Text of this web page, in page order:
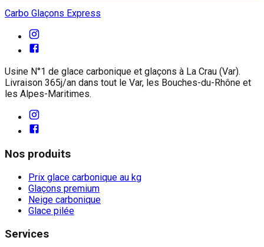
Carbo Glaçons Express
Usine N°1 de glace carbonique et glaçons à La Crau (Var).
Livraison 365j/an dans tout le Var, les Bouches-du-Rhône et
les Alpes-Maritimes.
Nos produits
Prix glace carbonique au kg
Glaçons premium
Neige carbonique
Glace pilée
Services